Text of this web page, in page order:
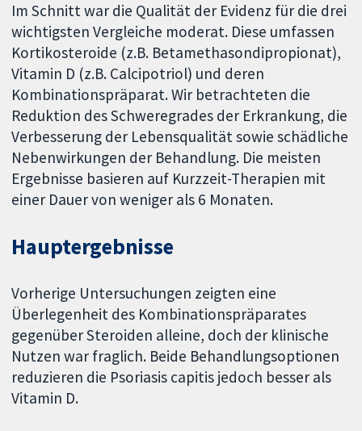
Im Schnitt war die Qualität der Evidenz für die drei
wichtigsten Vergleiche moderat. Diese umfassen
Kortikosteroide (z.B. Betamethasondipropionat),
Vitamin D (z.B. Calcipotriol) und deren
Kombinationspräparat. Wir betrachteten die
Reduktion des Schweregrades der Erkrankung, die
Verbesserung der Lebensqualität sowie schädliche
Nebenwirkungen der Behandlung. Die meisten
Ergebnisse basieren auf Kurzzeit-Therapien mit
einer Dauer von weniger als 6 Monaten.
Hauptergebnisse
Vorherige Untersuchungen zeigten eine
Überlegenheit des Kombinationspräparates
gegenüber Steroiden alleine, doch der klinische
Nutzen war fraglich. Beide Behandlungsoptionen
reduzieren die Psoriasis capitis jedoch besser als
Vitamin D.